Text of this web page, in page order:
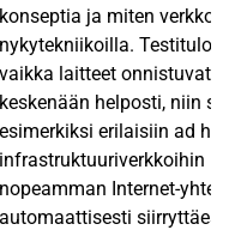
konseptia ja miten
nykytekniikoilla.
vaikka laitteet onnistuvat
keskenään helposti, niin
esimerkiksi erilaisiin ad
infrastruktuuriverkkoihin
nopeamman Internet-
automaattisesti